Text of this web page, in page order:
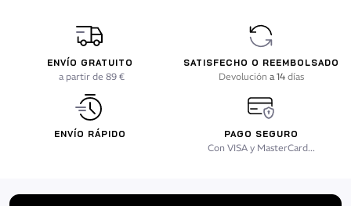
ENVÍO GRATUITO
a partir de 89 €
SATISFECHO O REEMBOLSADO
Devolución a 14 días
ENVÍO RÁPIDO PAGO SEGURO
Con VISA y MasterCard...